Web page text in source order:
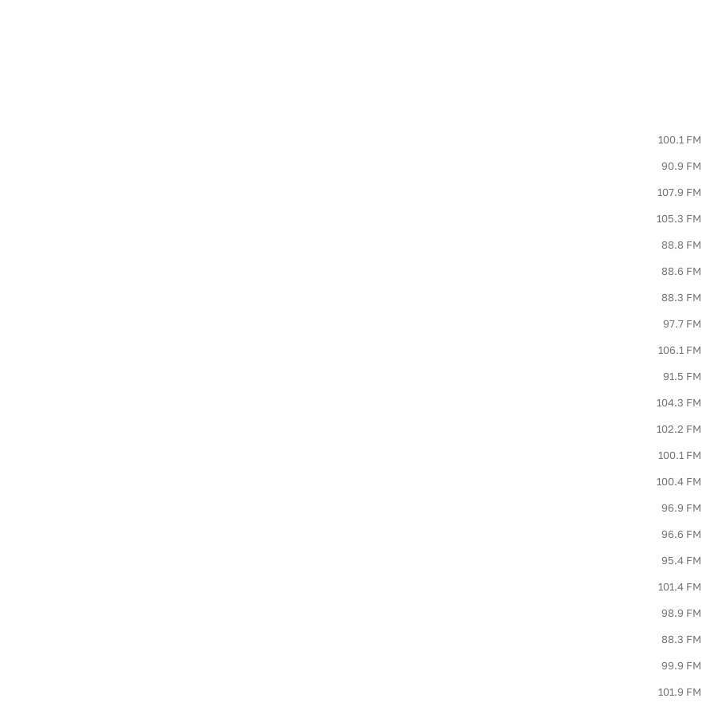
100.1 FM
90.9 FM
107.9 FM
105.3 FM
88.8 FM
88.6 FM
88.3 FM
97.7 FM
106.1 FM
91.5 FM
104.3 FM
102.2 FM
100.1 FM
100.4 FM
96.9 FM
96.6 FM
95.4 FM
101.4 FM
98.9 FM
88.3 FM
99.9 FM
101.9 FM